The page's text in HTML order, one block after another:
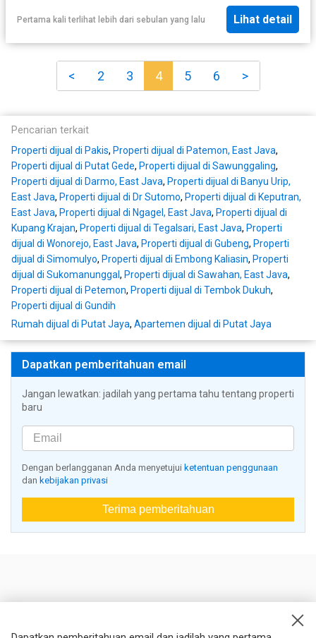
Pertama kali terlihat lebih dari sebulan yang lalu Lihat detail
< 2 3 4 5 6 >
Pencarian terkait
Properti dijual di Pakis, Properti dijual di Patemon, East Java,
Properti dijual di Putat Gede, Properti dijual di Sawunggaling,
Properti dijual di Darmo, East Java, Properti dijual di Banyu Urip,
East Java, Properti dijual di Dr Sutomo, Properti dijual di Keputran,
East Java, Properti dijual di Ngagel, East Java, Properti dijual di
Kupang Krajan, Properti dijual di Tegalsari, East Java, Properti
dijual di Wonorejo, East Java, Properti dijual di Gubeng, Properti
dijual di Simomulyo, Properti dijual di Embong Kaliasin, Properti
dijual di Sukomanunggal, Properti dijual di Sawahan, East Java,
Properti dijual di Petemon, Properti dijual di Tembok Dukuh,
Properti dijual di Gundih
Rumah dijual di Putat Jaya, Apartemen dijual di Putat Jaya
Dapatkan pemberitahuan email
Jangan lewatkan: jadilah yang pertama tahu tentang properti
baru
Dengan berlangganan Anda menyetujui ketentuan penggunaan
dan kebijakan privasi
Terima pemberitahuan
Kontak kami